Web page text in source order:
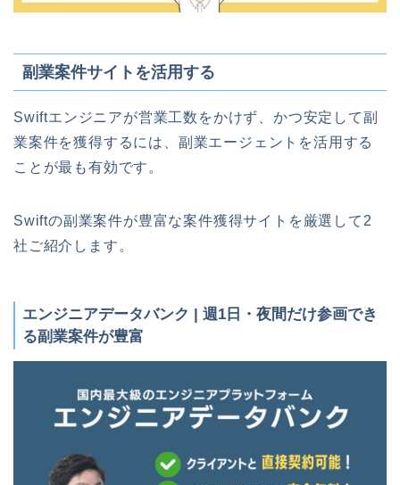
副業案件サイトを活用する
Swiftエンジニアが営業工数をかけず、かつ安定して副
業案件を獲得するには、副業エージェントを活用する
ことが最も有効です。
Swiftの副業案件が豊富な案件獲得サイトを厳選して2
社ご紹介します。
エンジニアデータバンク | 週1日・夜間だけ参画でき
る副業案件が豊富